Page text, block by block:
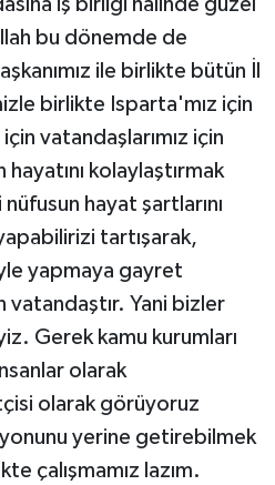
bu dönemde de
ile birlikte bütün İl
birlikte Isparta'mız için
vatandaşlarımız için
hayatını kolaylaştırmak
hayat şartlarını
tartışarak,
yapmaya gayret
Yani bizler
Gerek kamu kurumları
olarak
olarak görüyoruz
yerine getirebilmek
çalışmamız lazım.